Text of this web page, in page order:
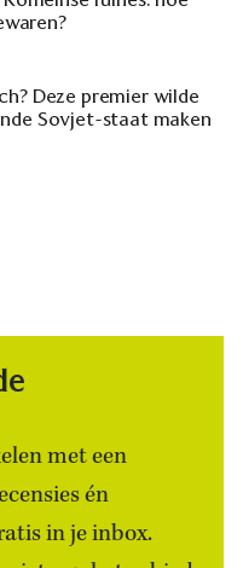
Deze premier wilde
Sovjet-staat maken
met een
én
in je inbox.